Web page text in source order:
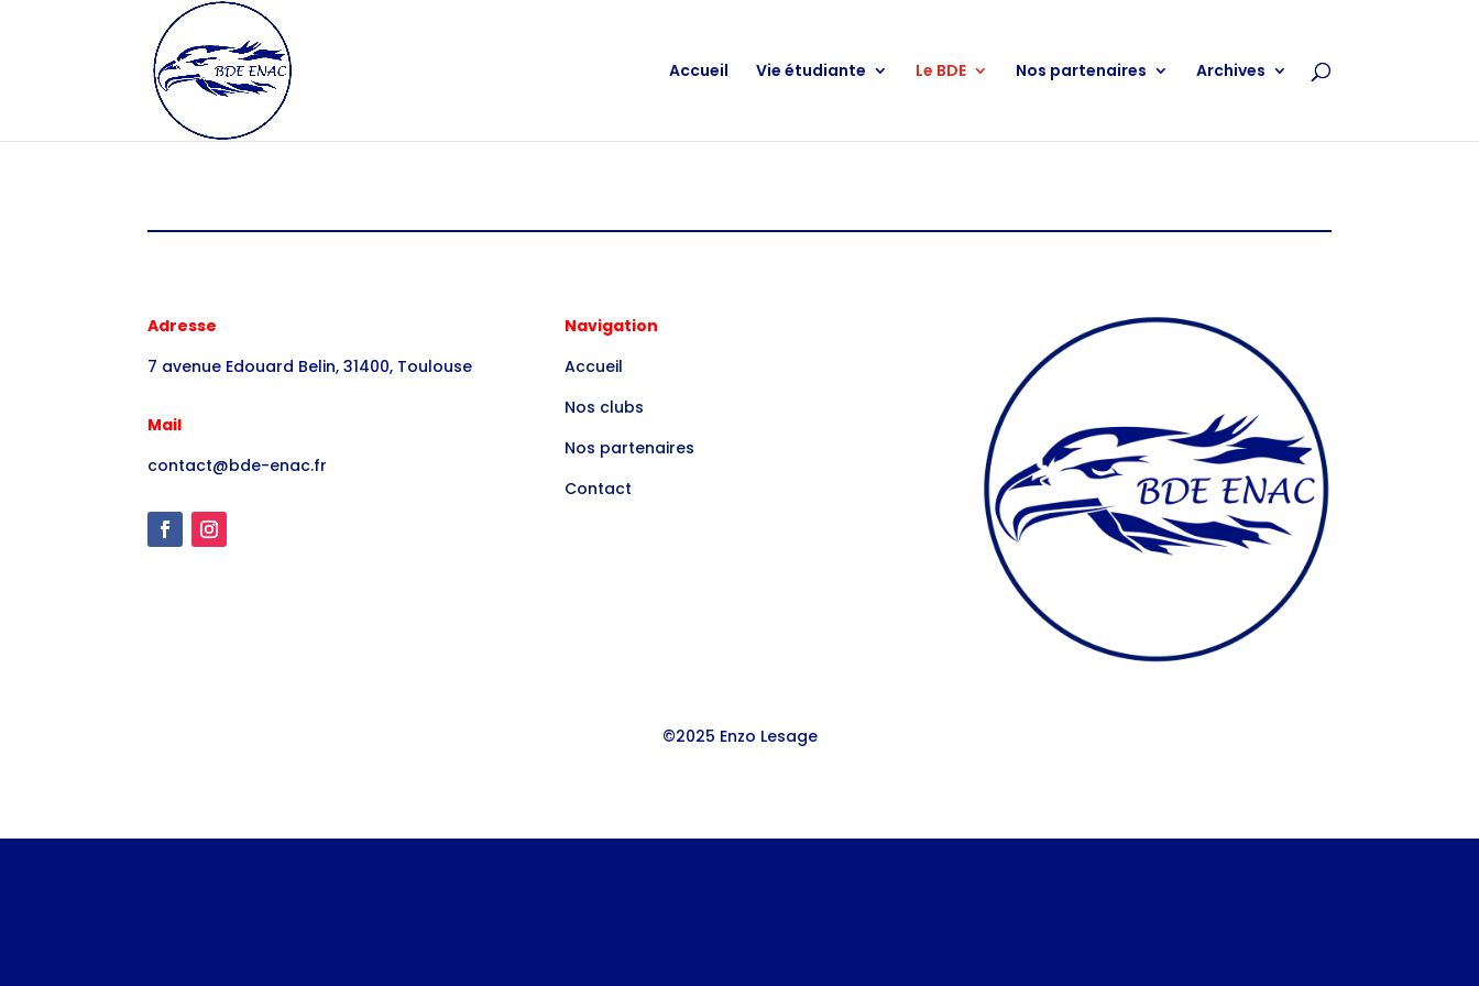
Accueil Vie étudiante Le BDE Nos partenaires Archives
Adresse
7 avenue Edouard Belin, 31400, Toulouse
Mail
contact@bde-enac.fr
Navigation
Accueil
Nos clubs
Nos partenaires
Contact
©2025 Enzo Lesage